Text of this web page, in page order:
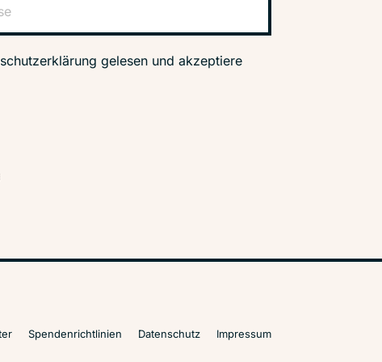
gelesen und akzeptiere
Spendenrichtlinien Datenschutz Impressum